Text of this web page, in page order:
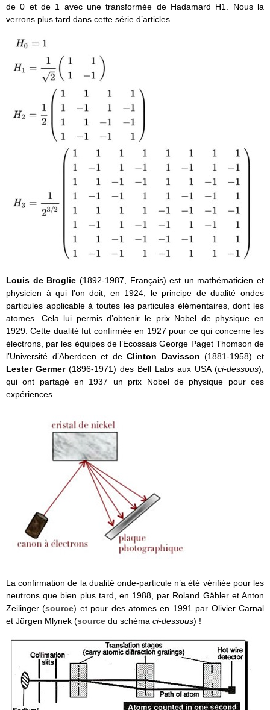
de 0 et de 1 avec une transformée de Hadamard H1. Nous la
verrons plus tard dans cette série d’articles.
Louis de Broglie (1892-1987, Français) est un mathématicien et
physicien à qui l’on doit, en 1924, le principe de dualité ondes
particules applicable à toutes les particules élémentaires, dont les
atomes. Cela lui permis d’obtenir le prix Nobel de physique en
1929. Cette dualité fut confirmée en 1927 pour ce qui concerne les
électrons, par les équipes de l’Ecossais George Paget Thomson de
l’Université d’Aberdeen et deClinton Davisson(1881-1958) et
Lester Germer (1896-1971) des Bell Labs aux USA (ci-dessous),
qui ont partagé en 1937 un prix Nobel de physique pour ces
expériences.
La confirmation de la dualité onde-particule n’a été vérifiée pour les
neutrons que bien plus tard, en 1988, par Roland Gähler et Anton
Zeilinger (source) et pour des atomes en 1991 par Olivier Carnal
et Jürgen Mlynek (source du schéma ci-dessous) !